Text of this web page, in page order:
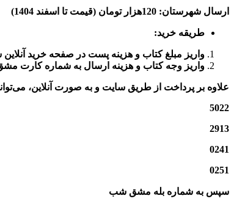
ارسال شهرستان: 120هزار تومان (قیمت تا اسفند 1404)
طریقه خرید:
واریز مبلغ کتاب و هزینه پست در صفحه خرید
واریز وجه کتاب و هزینه ارسال به شماره
علاوه بر پرداخت از طریق سایت و به صورت آنلاین،
5022
2913
0241
0251
سپس به شماره بله مشق شب